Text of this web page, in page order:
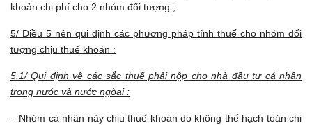
khoản chi phí cho 2 nhóm đối tượng ;
5/ Điều 5 nên qui định các phương pháp tính thuế cho nhóm đối
tượng chịu thuế khoán :
5.1/ Qui định về các sắc thuế phải nộp cho nhà đầu tư cá nhân
trong nước và nước ngòai :
– Nhóm cá nhân này chịu thuế khoán do không thể hạch toán chi